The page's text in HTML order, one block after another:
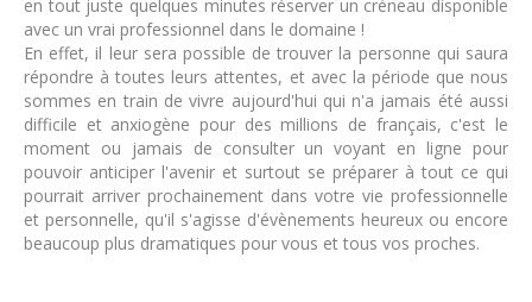
en tout juste quelques minutes réserver un créneau disponible
avec un vrai professionnel dans le domaine !
En effet, il leur sera possible de trouver la personne qui saura
répondre à toutes leurs attentes, et avec la période que nous
sommes en train de vivre aujourd'hui qui n'a jamais été aussi
difficile et anxiogène pour des millions de français, c'est le
moment ou jamais de consulter un voyant en ligne pour
pouvoir anticiper l'avenir et surtout se préparer à tout ce qui
pourrait arriver prochainement dans votre vie professionnelle
et personnelle, qu'il s'agisse d'évènements heureux ou encore
beaucoup plus dramatiques pour vous et tous vos proches.